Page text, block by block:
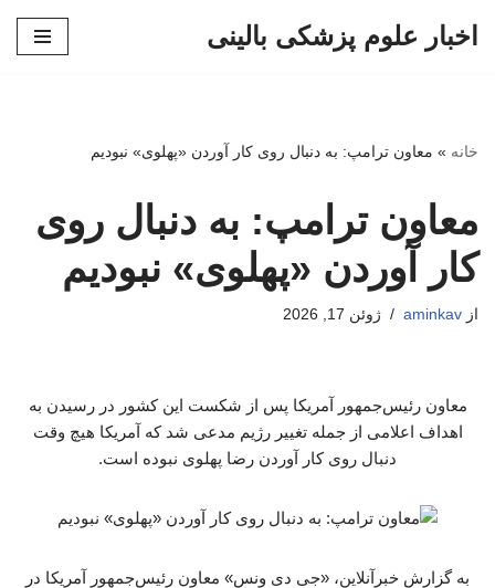
اخبار علوم پزشکی بالینی
خانه » معاون ترامپ: به دنبال روی کار آوردن «پهلوی» نبودیم
معاون ترامپ: به دنبال روی
کار آوردن «پهلوی» نبودیم
از aminkav ژوئن 17, 2026
معاون رئیس‌جمهور آمریکا پس از شکست این کشور در رسیدن به
اهداف اعلامی از جمله تغییر رژیم مدعی شد که آمریکا هیچ وقت
دنبال روی کار آوردن رضا پهلوی نبوده است.
به گزارش خبرآنلاین، «جی دی ونس» معاون رئیس‌جمهور آمریکا در